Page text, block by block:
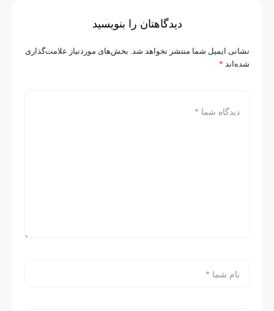
دیدگاهتان را بنویسید
نشانی ایمیل شما منتشر نخواهد شد. بخش‌های موردنیاز علامت‌گذاری
شده‌اند *